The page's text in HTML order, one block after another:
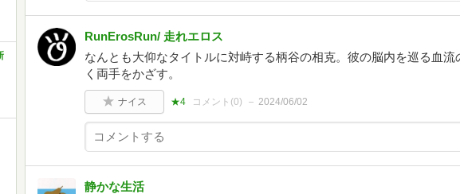
RunErosRun/ 走れエロス
なんとも大仰なタイトルに対峙する柄谷の相克。彼の脳内を巡る血流
く両手をかざす。
ナイス ★4 コメント(0) 2024/06/02
静かな生活